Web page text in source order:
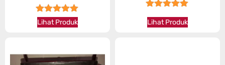
★★★★★
Lihat Produk Lihat Produk